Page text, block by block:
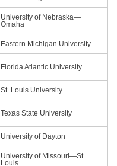
University of Nebraska—​
Omaha
Eastern Michigan University
Florida Atlantic University
St. Louis University
Texas State University
University of Dayton
University of Missouri—​St.
Louis